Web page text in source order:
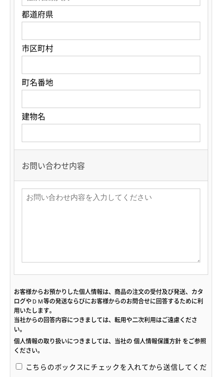
都道府県
市区町村
町名番地
建物名
お問い合わせ内容
お客様からお預かりした個人情報は、商品の注文の受付及び発送、カタ
ログやＤＭ等の発送ならびにお客様からのお問合せに回答するために利
用いたします。
当社からの回答内容につきましては、転用や二次利用はご遠慮くださ
い。
個人情報の取り扱いにつきましては、当社の 個人情報保護方針 をご参照
ください。
こちらのボックスにチェックを入れてから送信してくだ